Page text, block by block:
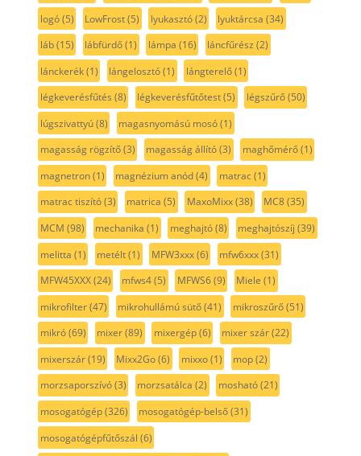
logó(5) LowFrost(5) lyukasztó(2) lyuktárcsa (34)
láb(15) lábfürdő(1) lámpa (16) láncfűrész (2)
lánckerék(1) lángelosztó(1) lángterelő(1)
légkeverésfűtés (8) légkeverésfűtőtest(5) légszűrő(50)
lúgszivattyú(8) magasnyomású mosó(1)
magasság rögzítő(3) magasság állító(3) maghőmérő(1)
magnetron(1) magnézium anód(4) matrac(1)
matrac tiszító(3) matrica (5) MaxoMixx(38) MC8(35)
MCM (98) mechanika (1) meghajtó(8) meghajtószíj (39)
melitta (1) metélt(1) MFW3xxx(6) mfw6xxx(31)
MFW45XXX(24) mfws4(5) MFWS6(9) Miele (1)
mikrofilter(47) mikrohullámú sütő(41) mikroszűrő(51)
mikró(69) mixer(89) mixergép(6) mixer szár(22)
mixerszár(19) Mixx2Go(6) mixxo(1) mop(2)
morzsaporszívó(3) morzsatálca (2) mosható(21)
mosogatógép(326) mosogatógép-belső(31)
mosogatógépfűtőszál (6)